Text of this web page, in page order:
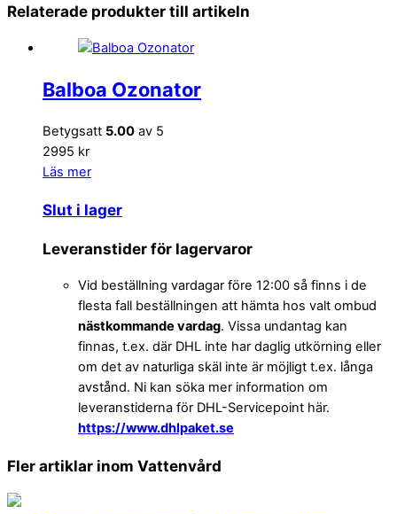
Relaterade produkter till artikeln
Balboa Ozonator
Betygsatt 5.00 av 5
2995 kr
Läs mer
Slut i lager
Leveranstider för lagervaror
Vid beställning vardagar före 12:00 så finns i de
flesta fall beställningen att hämta hos valt ombud
nästkommande vardag. Vissa undantag kan
finnas, t.ex. där DHL inte har daglig utkörning eller
om det av naturliga skäl inte är möjligt t.ex. långa
avstånd. Ni kan söka mer information om
leveranstiderna för DHL-Servicepoint här.
https://www.dhlpaket.se
Fler artiklar inom Vattenvård